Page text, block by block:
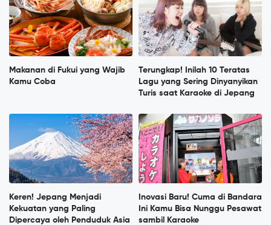
Makanan di Fukui yang Wajib
Kamu Coba
Terungkap! Inilah 10 Teratas
Lagu yang Sering Dinyanyikan
Turis saat Karaoke di Jepang
Keren! Jepang Menjadi
Kekuatan yang Paling
Dipercaya oleh Penduduk Asia
Inovasi Baru! Cuma di Bandara
Ini Kamu Bisa Nunggu Pesawat
sambil Karaoke